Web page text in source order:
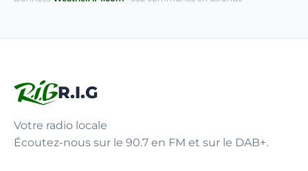
R.I.G
Votre radio locale
Écoutez-nous sur le 90.7 en FM et sur le DAB+.